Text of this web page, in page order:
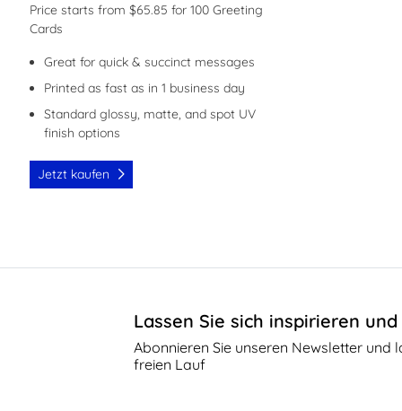
Price starts from $65.85 for 100 Greeting
Cards
Great for quick & succinct messages
Printed as fast as in 1 business day
Standard glossy, matte, and spot UV
finish options
Jetzt kaufen
Lassen Sie sich inspirieren
Abonnieren Sie unseren Newsletter und
freien Lauf